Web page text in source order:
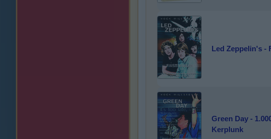
Led Zeppelin's -
Green Day -
Kerplunk